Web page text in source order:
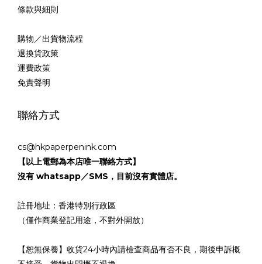
條款與細則
購物／出貨物流程
退換貨政策
運費政策
免責聲明
聯絡方式
cs@hkpaperpenink.com
【以上電郵為本店唯一聯絡方式】
沒有 whatsapp／SMS，目前沒有實體店。
註冊地址：香港特別行政區
（僅作商業登記用途，不對外開放）
【恕無保養】收貨24小時內請檢查商品有否不良，期後申訴概